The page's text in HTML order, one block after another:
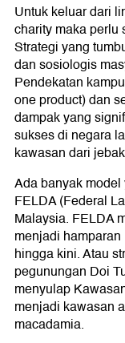
Untuk keluar dari
charity maka perlu
Strategi yang
dan sosiologis
Pendekatan
one product) dan
dampak yang
sukses di negara
kawasan dari
Ada banyak
FELDA (Federal
Malaysia. FELDA
menjadi
hingga kini. Atau
pegunungan Doi
menyulap
menjadi kawasan
macadamia.